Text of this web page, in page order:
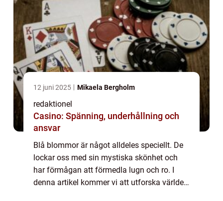
12 juni 2025 Mikaela Bergholm
redaktionel
Casino: Spänning, underhållning och
ansvar
Blå blommor är något alldeles speciellt. De
lockar oss med sin mystiska skönhet och
har förmågan att förmedla lugn och ro. I
denna artikel kommer vi att utforska världen